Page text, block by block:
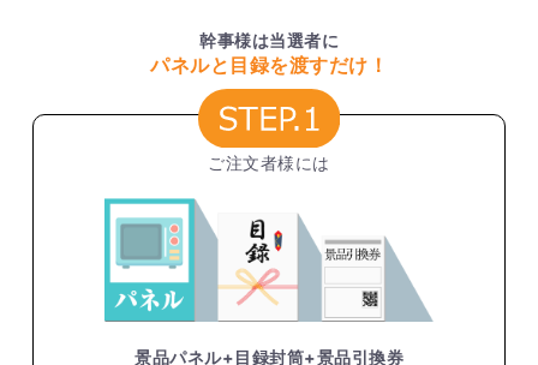
幹事様は当選者に
パネルと目録を渡すだけ！
ご注文者様には
景品パネル+目録封筒+景品引換券